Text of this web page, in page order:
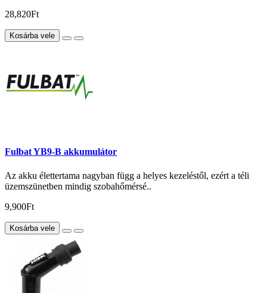
28,820Ft
Kosárba vele
Fulbat YB9-B akkumulátor
Az akku élettertama nagyban függ a helyes kezeléstől, ezért a téli
üzemszünetben mindig szobahőmérsé..
9,900Ft
Kosárba vele